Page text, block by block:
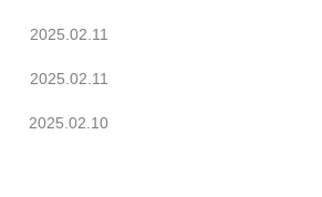
2025.02.11
2025.02.11
2025.02.10